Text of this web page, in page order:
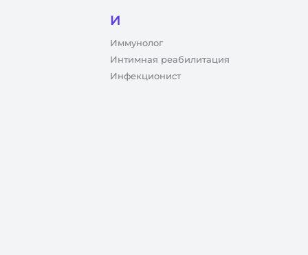
И
Иммунолог
Интимная реабилитация
Инфекционист